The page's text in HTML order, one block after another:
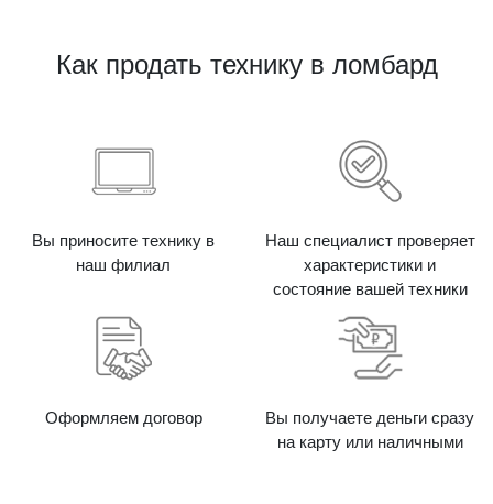
Как продать технику в ломбард
Вы приносите технику в
наш филиал
Наш специалист проверяет
характеристики и
состояние вашей техники
Оформляем договор
Вы получаете деньги сразу
на карту или наличными